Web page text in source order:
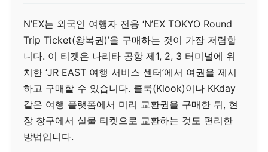
N’EX는 외국인 여행자 전용 ‘N’EX TOKYO Round
Trip Ticket(왕복권)’을 구매하는 것이 가장 저렴합
니다. 이 티켓은 나리타 공항 제1, 2, 3 터미널에 위
치한 ‘JR EAST 여행 서비스 센터’에서 여권을 제시
하고 구매할 수 있습니다. 클룩(Klook)이나 KKday
같은 여행 플랫폼에서 미리 교환권을 구매한 뒤, 현
장 창구에서 실물 티켓으로 교환하는 것도 편리한
방법입니다.